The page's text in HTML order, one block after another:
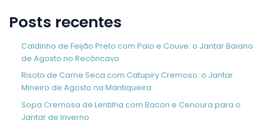
Posts recentes
Caldinho de Feijão Preto com Paio e Couve: o Jantar Baiano
de Agosto no Recôncavo
Risoto de Carne Seca com Catupiry Cremoso: o Jantar
Mineiro de Agosto na Mantiqueira
Sopa Cremosa de Lentilha com Bacon e Cenoura para o
Jantar de Inverno